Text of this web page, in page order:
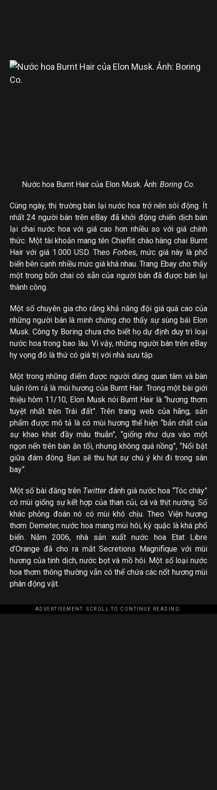
Nước hoa Burnt Hair của Elon Musk. Ảnh: Boring Co.
Cùng ngày, thị trường bán lại nước hoa trở nên sôi động. Ít
nhất 24 người bán trên eBay đã khởi động chiến dịch bán
lại chai nước hoa với giá cao hơn nhiều so với giá chính
thức. Một tài khoản mang tên Chieflit chào hàng chai Burnt
Hair với giá 1.000 USD. Theo Forbes, mức giá này là phổ
biến bên cạnh nhiều mức giá khá nhau. Trang Ebay cho thấy
một trong bốn chai có sẵn của người bán đã được bán lại
thành công.
Một số chuyên gia cho rằng khả năng đội giá quá cao của
những người bán là minh chứng cho thấy sự sùng bái Elon
Musk. Công ty Boring chưa cho biết họ dự định duy trì loại
nước hoa trong bao lâu. Vì vậy, những người bán trên eBay
hy vọng đó là thứ có giá trị với nhà sưu tập.
Một trong những điểm được người dùng quan tâm và bàn
luận rôm rả là mùi hương của Burnt Hair. Trong một bài giới
thiệu hôm 11/10, Elon Musk nói Burnt Hair là “hương thơm
tuyệt nhất trên Trái đất”. Trên trang web của hãng, sản
phẩm được mô tả là có mùi hương thể hiện “bản chất của
sự khao khát đầy mâu thuẫn”, “giống như dựa vào một
ngọn nến trên bàn ăn tối, nhưng không quá nồng”, “Nổi bật
giữa đám đông. Bạn sẽ thu hút sự chú ý khi đi trong sân
bay”.
Một số bài đăng trên Twitterđánh giá nước hoa “Tóc cháy”
có mùi giống sự kết hợp của than củi, cá và thịt nướng. Số
khác phỏng đoán nó có mùi khó chịu. Theo Viện hương
thơm Demeter, nước hoa mang mùi hôi, kỳ quặc là khá phổ
biến. Năm 2006, nhà sản xuất nước hoa Etat Libre
d’Orange đã cho ra mắt Secretions Magnifique với mùi
hương của tinh dịch, nước bọt và mồ hôi. Một số loại nước
hoa thơm thông thường vẫn có thể chứa các nốt hương mùi
phân động vật.
ADVERTISEMENT. SCROLL TO CONTINUE READING.